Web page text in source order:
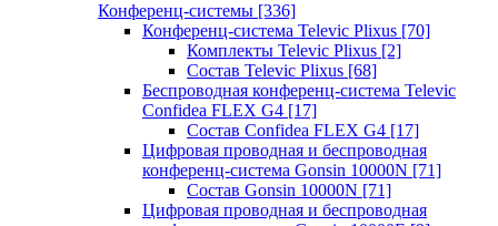
Конференц-системы [336]
Конференц-система Televic Plixus [70]
Комплекты Televic Plixus [2]
Состав Televic Plixus [68]
Беспроводная конференц-система Televic
Confidea FLEX G4 [17]
Состав Confidea FLEX G4 [17]
Цифровая проводная и беспроводная
конференц-система Gonsin 10000N [71]
Состав Gonsin 10000N [71]
Цифровая проводная и беспроводная